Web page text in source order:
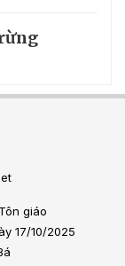
giáo
17/10/2025